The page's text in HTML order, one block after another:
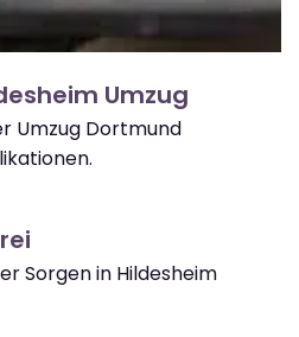
Umzug
Umzug Dortmund
Sorgen in Hildesheim